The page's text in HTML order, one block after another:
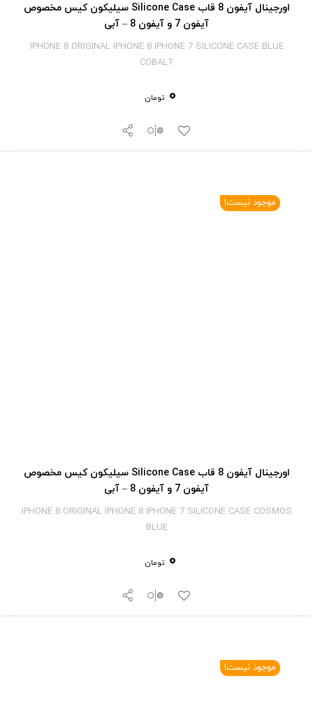
اورجینال آیفون 8 قاب Silicone Case سیلیکون کیس مخصوص
آیفون 7 و آیفون 8 – آبی
IPHONE 8 ORIGINAL IPHONE 8 IPHONE 7 SILICONE CASE BLUE
COBALT
0 تومان
موجود نیست!
اورجینال آیفون 8 قاب Silicone Case سیلیکون کیس مخصوص
آیفون 7 و آیفون 8 – آبی
IPHONE 8 ORIGINAL IPHONE 8 IPHONE 7 SILICONE CASE COSMOS
BLUE
0 تومان
موجود نیست!